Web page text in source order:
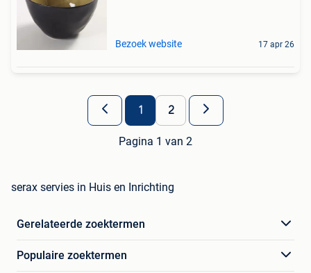
Bezoek website 17 apr 26
1 2
Pagina 1 van 2
serax servies in Huis en Inrichting
Gerelateerde zoektermen
Populaire zoektermen